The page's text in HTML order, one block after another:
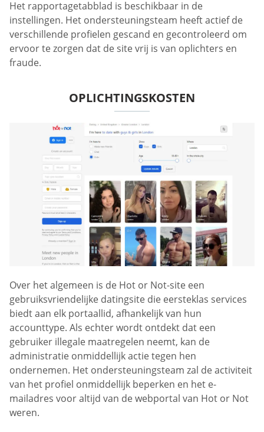
Het rapportagetabblad is beschikbaar in de
instellingen. Het ondersteuningsteam heeft actief de
verschillende profielen gescand en gecontroleerd om
ervoor te zorgen dat de site vrij is van oplichters en
fraude.
OPLICHTINGSKOSTEN
Over het algemeen is de Hot or Not-site een
gebruiksvriendelijke datingsite die eersteklas services
biedt aan elk portaallid, afhankelijk van hun
accounttype. Als echter wordt ontdekt dat een
gebruiker illegale maatregelen neemt, kan de
administratie onmiddellijk actie tegen hen
ondernemen. Het ondersteuningsteam zal de activiteit
van het profiel onmiddellijk beperken en het e-
mailadres voor altijd van de webportal van Hot or Not
weren.